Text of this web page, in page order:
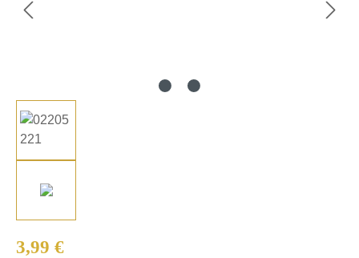
Regulärer Preis:
3,99 €